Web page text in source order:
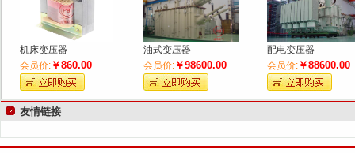
机床变压器
会员价: ￥860.00
油式变压器
会员价: ￥98600.00
配电变压器
会员价: ￥88600.00
友情链接